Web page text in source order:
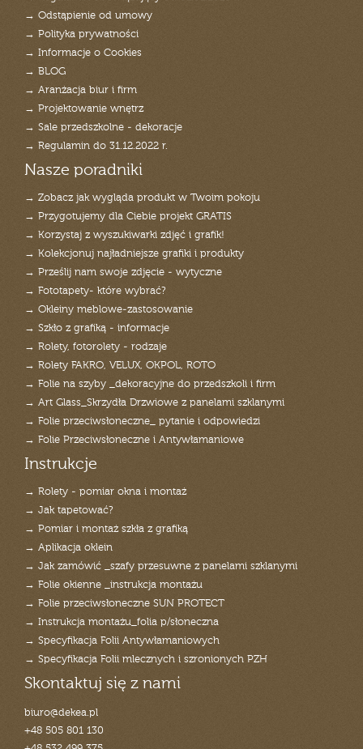
→ Odstąpienie od umowy
→ Polityka prywatności
→ Informacje o Cookies
→ BLOG
→ Aranżacja biur i firm
→ Projektowanie wnętrz
→ Sale przedszkolne - dekoracje
→ Regulamin do 31.12.2022 r.
Nasze poradniki
→ Zobacz jak wygląda produkt w Twoim pokoju
→ Przygotujemy dla Ciebie projekt GRATIS
→ Korzystaj z wyszukiwarki zdjęć i grafik!
→ Kolekcjonuj najładniejsze grafiki i produkty
→ Prześlij nam swoje zdjęcie - wytyczne
→ Fototapety- które wybrać?
→ Okleiny meblowe-zastosowanie
→ Szkło z grafiką - informacje
→ Rolety, fotorolety - rodzaje
→ Rolety FAKRO, VELUX, OKPOL, ROTO
→ Folie na szyby _dekoracyjne do przedszkoli i firm
→ Art Glass_Skrzydła Drzwiowe z panelami szklanymi
→ Folie przeciwsłoneczne_ pytanie i odpowiedzi
→ Folie Przeciwsłoneczne i Antywłamaniowe
Instrukcje
→ Rolety - pomiar okna i montaż
→ Jak tapetować?
→ Pomiar i montaż szkła z grafiką
→ Aplikacja oklein
→ Jak zamówić _szafy przesuwne z panelami szklanymi
→ Folie okienne _instrukcja montażu
→ Folie przeciwsłoneczne SUN PROTECT
→ Instrukcja montażu_folia p/słoneczna
→ Specyfikacja Folii Antywłamaniowych
→ Specyfikacja Folii mlecznych i szronionych PZH
Skontaktuj się z nami
biuro@dekea.pl
+48 505 801 130